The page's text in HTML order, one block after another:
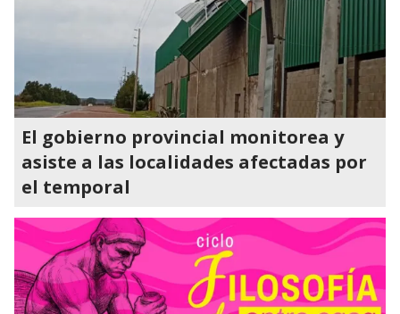
El gobierno provincial monitorea y
asiste a las localidades afectadas por
el temporal